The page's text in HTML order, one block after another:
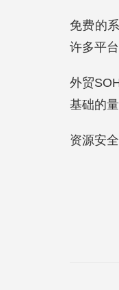
免费的
许多平
外贸
基础的
资源安